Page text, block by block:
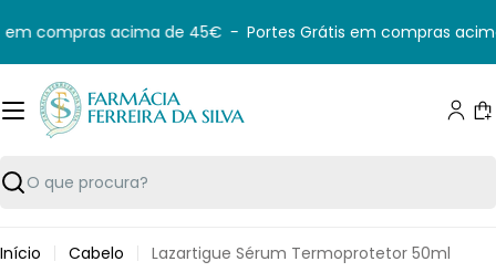
para
o
conteúdo
compras acima de 45€ - Portes Grátis em compras
Pesquisar
Início Cabelo
Lazartigue Sérum Termoprotetor 50ml